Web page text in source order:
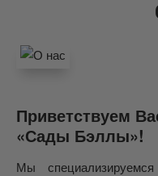
Приветствуем
«Сады Бэллы»!
Мы